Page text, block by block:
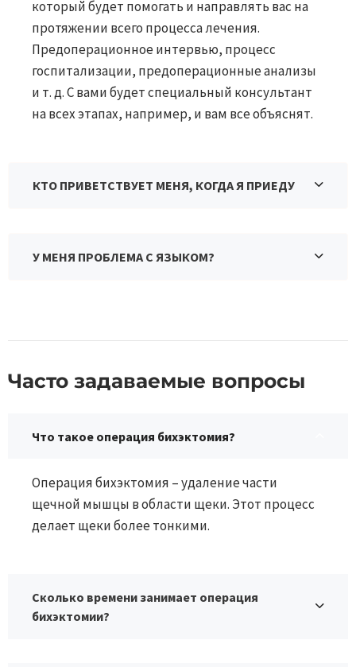
который будет помогать и направлять вас на
протяжении всего процесса лечения.
Предоперационное интервью, процесс
госпитализации, предоперационные анализы
и т. д. С вами будет специальный консультант
на всех этапах, например, и вам все объяснят.
КТО ПРИВЕТСТВУЕТ МЕНЯ, КОГДА Я ПРИЕДУ
У МЕНЯ ПРОБЛЕМА С ЯЗЫКОМ?
Часто задаваемые вопросы​​
Что такое операция бихэктомия?
Операция бихэктомия – удаление части
щечной мышцы в области щеки. Этот процесс
делает щеки более тонкими.
Сколько времени занимает операция
бихэктомии?